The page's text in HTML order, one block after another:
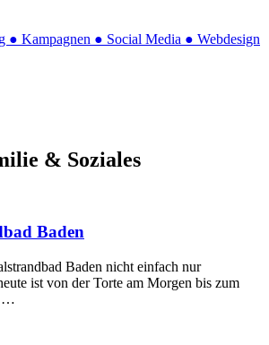
● Kampagnen ● Social Media ● Webdesign
& Soziales
Baden
Baden nicht einfach nur
ist von der Torte am Morgen bis zum
…